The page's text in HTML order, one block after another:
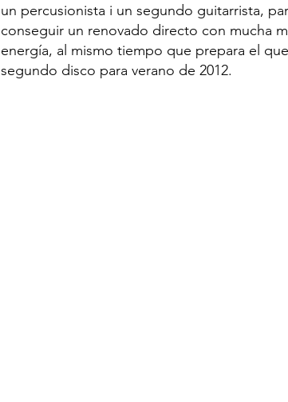
un percusionista i un segundo guitarrista,
conseguir un renovado directo con mucha
energía, al mismo tiempo que prepara el
segundo disco para verano de 2012.